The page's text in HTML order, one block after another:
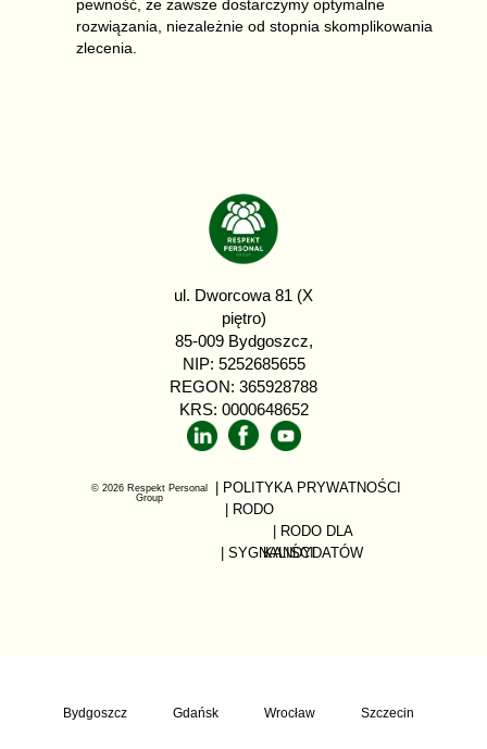
pewność, że zawsze dostarczymy optymalne
rozwiązania, niezależnie od stopnia skomplikowania
zlecenia.
ul. Dworcowa 81 (X
piętro)
85-009 Bydgoszcz,
NIP: 5252685655
REGON: 365928788
KRS: 0000648652
© 2026 Respekt Personal
Group
| RODO
| SYGNALIŚCI
| RODO DLA
KANDYDATÓW
| POLITYKA PRYWATNOŚCI
Bydgoszcz Gdańsk Wrocław Szczecin